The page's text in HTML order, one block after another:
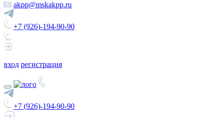
akpp@mskakpp.ru
+7 (926)-194-90-90
вход регистрация
+7 (926)-194-90-90